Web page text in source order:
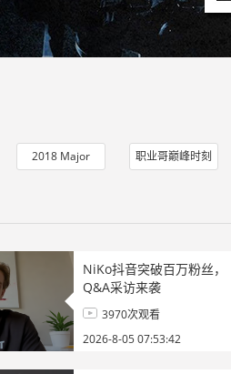
2018 Major 职业哥巅峰时刻
NiKo抖音突破百万粉丝，
Q&A采访来袭
3970次观看
2026-8-05 07:53:42